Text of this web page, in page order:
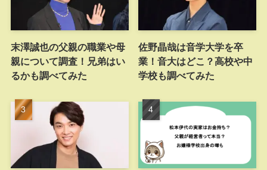
末澤誠也の父親の職業や母
親について調査！兄弟はい
るかも調べてみた
佐野晶哉は音学大学を卒
業！音大はどこ？高校や中
学校も調べてみた